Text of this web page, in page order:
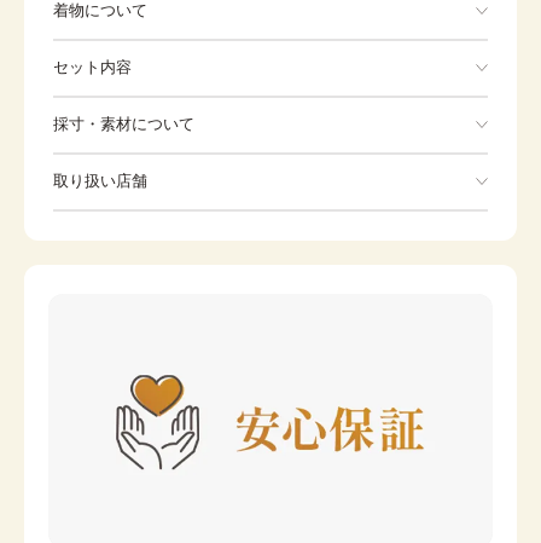
着物について
セット内容
※着付けに必要な一式をすべて含みます。
採寸・素材について
身丈 90cm
取り扱い店舗